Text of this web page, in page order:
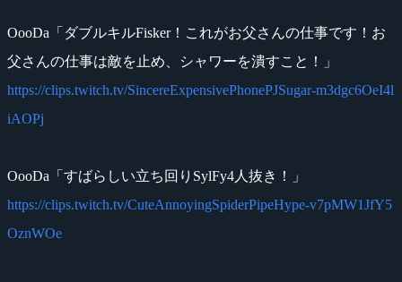
OooDa「ダブルキルFisker！これがお父さんの仕事です！お
父さんの仕事は敵を止め、シャワーを潰すこと！」
https://clips.twitch.tv/SincereExpensivePhonePJSugar-m3dgc6OeI4l
iAOPj
OooDa「すばらしい立ち回りSylFy4人抜き！」
https://clips.twitch.tv/CuteAnnoyingSpiderPipeHype-v7pMW1JfY5
OznWOe